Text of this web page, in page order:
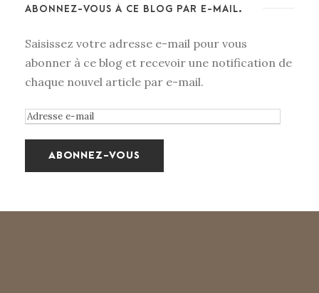
ABONNEZ-VOUS À CE BLOG PAR E-MAIL.
Saisissez votre adresse e-mail pour vous
abonner à ce blog et recevoir une notification de
chaque nouvel article par e-mail.
A
e
s